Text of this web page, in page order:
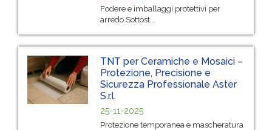
Fodere e imballaggi protettivi per
arredo Sottost...
TNT per Ceramiche e Mosaici –
Protezione, Precisione e
Sicurezza Professionale Aster
S.r.l.
25-11-2025
Protezione temporanea e mascheratura